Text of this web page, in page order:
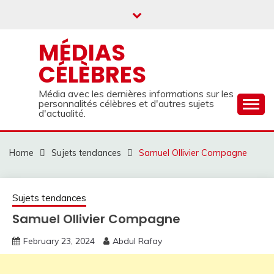
MÉDIAS
CÉLÈBRES
Média avec les dernières informations sur les
personnalités célèbres et d'autres sujets
d'actualité.
Home Sujets tendances Samuel Ollivier Compagne
Sujets tendances
Samuel Ollivier Compagne
February 23, 2024 Abdul Rafay